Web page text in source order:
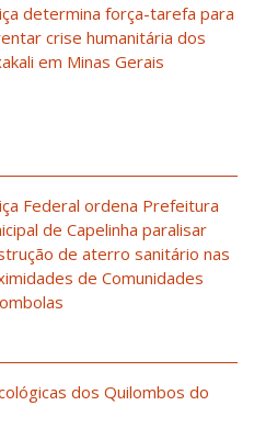
determina força-tarefa para
crise humanitária dos
em Minas Gerais
Federal ordena Prefeitura
de Capelinha paralisar
de aterro sanitário nas
de Comunidades
dos Quilombos do